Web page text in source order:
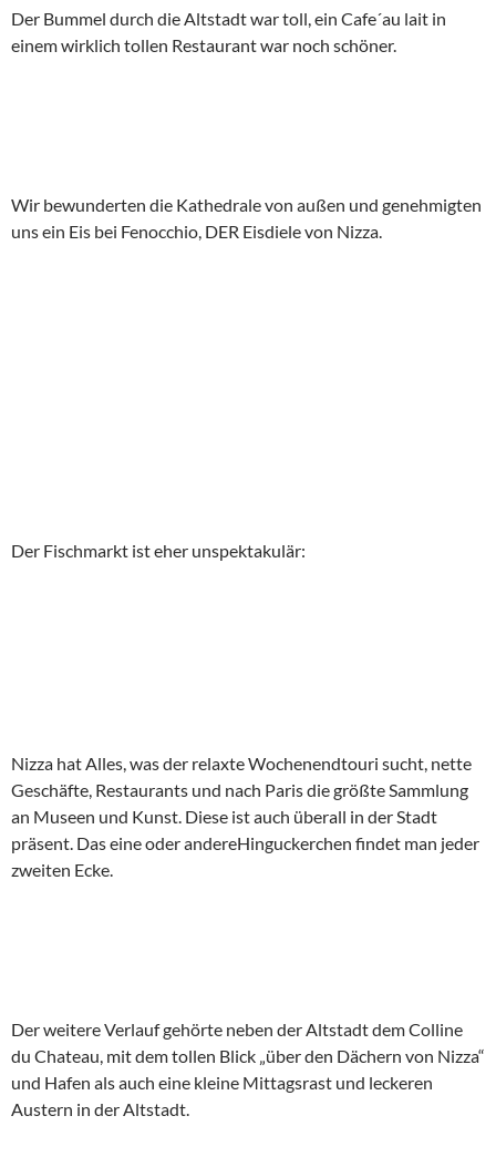
Der Bummel durch die Altstadt war toll, ein Cafe´au lait in
einem wirklich tollen Restaurant war noch schöner.
Wir bewunderten die Kathedrale von außen und genehmigten
uns ein Eis bei Fenocchio, DER Eisdiele von Nizza.
Der Fischmarkt ist eher unspektakulär:
Nizza hat Alles, was der relaxte Wochenendtouri sucht, nette
Geschäfte, Restaurants und nach Paris die größte Sammlung
an Museen und Kunst. Diese ist auch überall in der Stadt
präsent. Das eine oder andereHinguckerchen findet man jeder
zweiten Ecke.
Der weitere Verlauf gehörte neben der Altstadt dem Colline
du Chateau, mit dem tollen Blick „über den Dächern von Nizza“
und Hafen als auch eine kleine Mittagsrast und leckeren
Austern in der Altstadt.